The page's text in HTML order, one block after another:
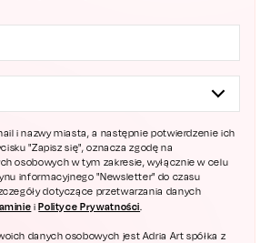
i nazwy miasta, a następnie potwierdzenie ich
"Zapisz się", oznacza zgodę na
osobowych w tym zakresie, wyłącznie w celu
informacyjnego "Newsletter" do czasu
dotyczące przetwarzania danych
iPolityce Prywatności.
danych osobowych jest Adria Art spółka z